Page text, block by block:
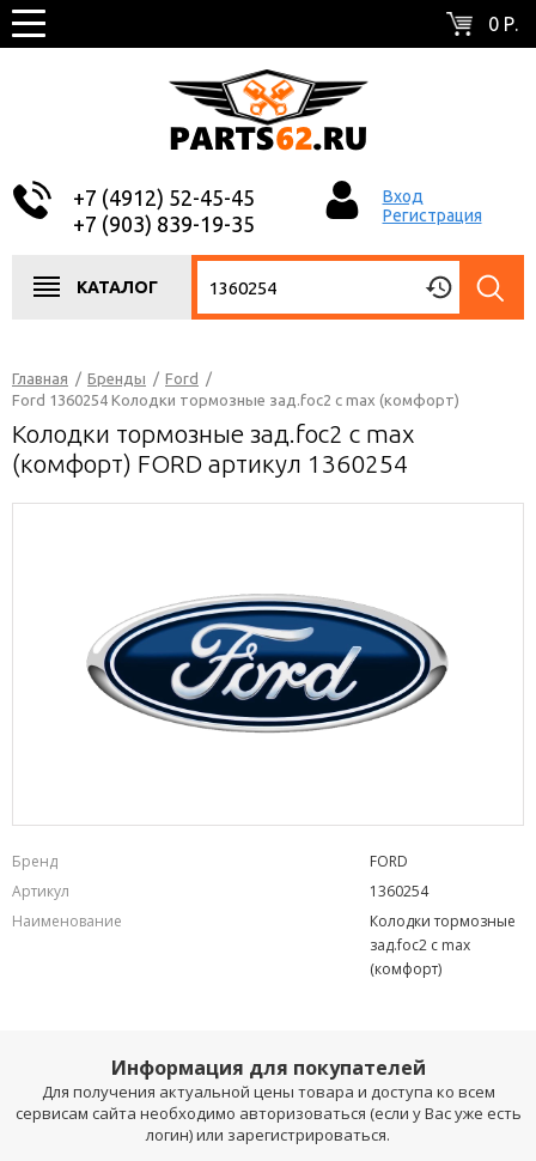
0 Р.
+7 (4912) 52-45-45
+7 (903) 839-19-35
Вход
Регистрация
КАТАЛОГ
Главная / Бренды / Ford
/
Ford 1360254 Колодки тормозные зад.foc2 c max (комфорт)
Колодки тормозные зад.foc2 c max
(комфорт) FORD артикул 1360254
Бренд
FORD
Артикул
1360254
Наименование
Колодки тормозные
зад.foc2 c max
(комфорт)
Информация для покупателей
Для получения актуальной цены товара и доступа ко всем
сервисам сайта необходимо авторизоваться (если у Вас уже есть
логин) или зарегистрироваться.